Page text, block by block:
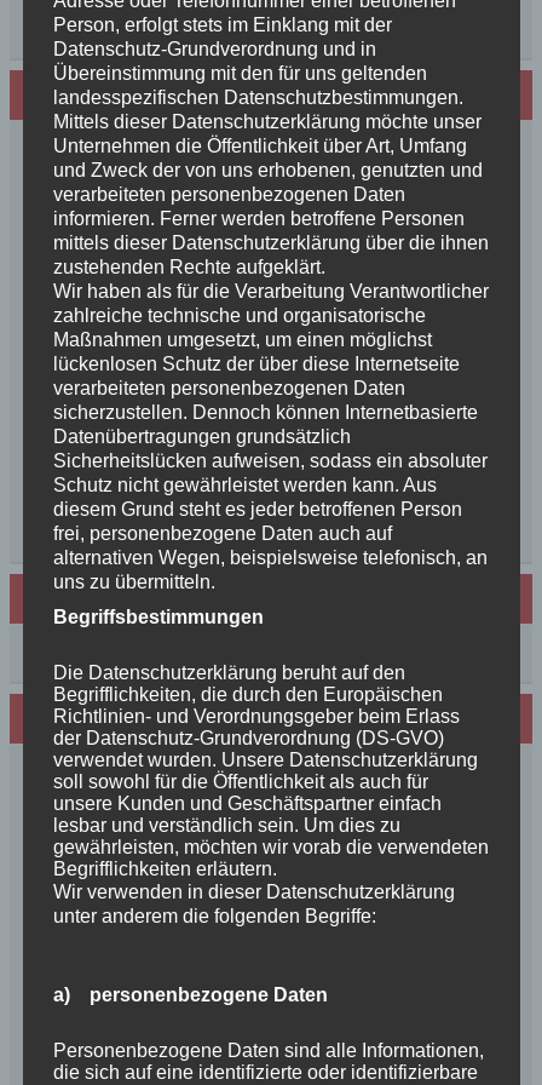
Neues von den Turmschurken
Frohe Weihnachten 2025 unseren
Schurkenfamilien und Freunden
Herzlichen Glückwunsch zum 4. Geburtstag
Unsere Feenkinder haben alle verzaubert
News++News++News++Unsere Feenkinder sind
geboren++
++NEWS++NEWS++NEWS++Wir sind
schwanger++
So schön, die Freundschaften der Schurkeneltern
Lilly´s Schwester schickt Grüße
Innigkeit, oder wahre Liebe
Unsere schöne BenBenkinder schicken
Urlaubsgrüße
++News++News++News++
Wir sind Mitglied in folgenden Verbänden:
Person, erfolgt stets im Einklang mit der
Datenschutz-Grundverordnung und in
Übereinstimmung mit den für uns geltenden
landesspezifischen Datenschutzbestimmungen.
Mittels dieser Datenschutzerklärung möchte unser
Unternehmen die Öffentlichkeit über Art, Umfang
und Zweck der von uns erhobenen, genutzten und
verarbeiteten personenbezogenen Daten
informieren. Ferner werden betroffene Personen
mittels dieser Datenschutzerklärung über die ihnen
zustehenden Rechte aufgeklärt.
Wir haben als für die Verarbeitung Verantwortlicher
zahlreiche technische und organisatorische
Maßnahmen umgesetzt, um einen möglichst
lückenlosen Schutz der über diese Internetseite
verarbeiteten personenbezogenen Daten
sicherzustellen. Dennoch können Internetbasierte
Datenübertragungen grundsätzlich
Sicherheitslücken aufweisen, sodass ein absoluter
Schutz nicht gewährleistet werden kann. Aus
diesem Grund steht es jeder betroffenen Person
frei, personenbezogene Daten auch auf
alternativen Wegen, beispielsweise telefonisch, an
uns zu übermitteln.
Begriffsbestimmungen
Die Datenschutzerklärung beruht auf den
Begrifflichkeiten, die durch den Europäischen
Richtlinien- und Verordnungsgeber beim Erlass
der Datenschutz-Grundverordnung (DS-GVO)
verwendet wurden. Unsere Datenschutzerklärung
soll sowohl für die Öffentlichkeit als auch für
unsere Kunden und Geschäftspartner einfach
lesbar und verständlich sein. Um dies zu
gewährleisten, möchten wir vorab die verwendeten
Begrifflichkeiten erläutern.
Wir verwenden in dieser Datenschutzerklärung
unter anderem die folgenden Begriffe:
a) personenbezogene Daten
Personenbezogene Daten sind alle Informationen,
die sich auf eine identifizierte oder identifizierbare